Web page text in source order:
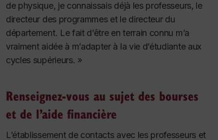
de physique, je connaissais déjà les professeurs, le
directeur des programmes et le directeur du
département. Le fait d’être en terrain connu m’a
vraiment aidée à m’adapter à la vie d’étudiante aux
cycles supérieurs. »
Renseignez-vous au sujet des bourses
et de l’aide financière
L’établissement de contacts avec les professeurs et